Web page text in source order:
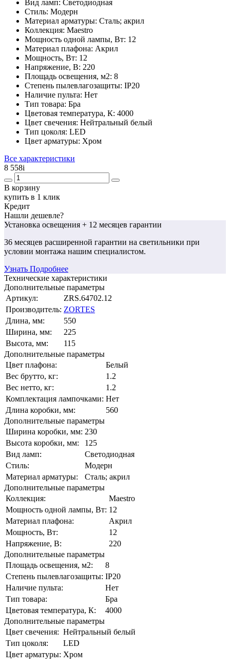
Вид ламп: Светодиодная
Стиль: Модерн
Материал арматуры: Сталь; акрил
Коллекция: Maestro
Мощность одной лампы, Вт: 12
Материал плафона: Акрил
Мощность, Вт: 12
Напряжение, В: 220
Площадь освещения, м2: 8
Степень пылевлагозащиты: IP20
Наличие пульта: Нет
Тип товара: Бра
Цветовая температура, К: 4000
Цвет свечения: Нейтральный белый
Тип цоколя: LED
Цвет арматуры: Хром
Все характеристики
8 558i
В корзину
купить в 1 клик
Кредит
Нашли дешевле?
Установка освещения + 12 месяцев гарантии
36 месяцев расширенной гарантии на светильники при
условии монтажа нашим специалистом.
Узнать Подробнее
Технические характеристики
Дополнительные параметры
Артикул:
ZRS.64702.12
Производитель: ZORTES
Длина, мм:
550
Ширина, мм:
225
Высота, мм:
115
Дополнительные параметры
Цвет плафона:
Белый
Вес брутто, кг:
1.2
Вес нетто, кг:
1.2
Комплектация лампочками: Нет
Длина коробки, мм:
560
Дополнительные параметры
Ширина коробки, мм: 230
Высота коробки, мм:
125
Вид ламп:
Светодиодная
Стиль:
Модерн
Материал арматуры:
Сталь; акрил
Дополнительные параметры
Коллекция:
Maestro
Мощность одной лампы, Вт: 12
Материал плафона:
Акрил
Мощность, Вт:
12
Напряжение, В:
220
Дополнительные параметры
Площадь освещения, м2:
8
Степень пылевлагозащиты: IP20
Наличие пульта:
Нет
Тип товара:
Бра
Цветовая температура, К:
4000
Дополнительные параметры
Цвет свечения: Нейтральный белый
Тип цоколя:
LED
Цвет арматуры: Хром